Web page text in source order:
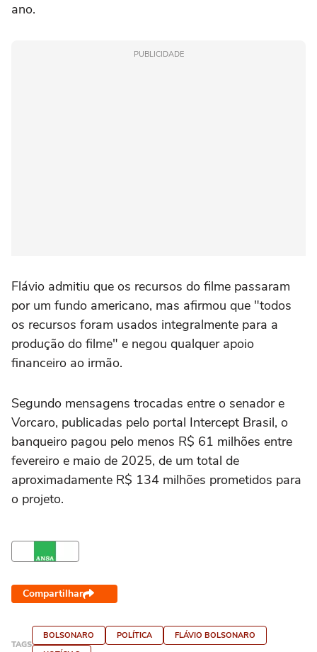
ano.
PUBLICIDADE
Flávio admitiu que os recursos do filme passaram
por um fundo americano, mas afirmou que "todos
os recursos foram usados integralmente para a
produção do filme" e negou qualquer apoio
financeiro ao irmão.
Segundo mensagens trocadas entre o senador e
Vorcaro, publicadas pelo portal Intercept Brasil, o
banqueiro pagou pelo menos R$ 61 milhões entre
fevereiro e maio de 2025, de um total de
aproximadamente R$ 134 milhões prometidos para
o projeto.
Compartilhar
TAGS
BOLSONARO POLÍTICA
FLÁVIO BOLSONARO